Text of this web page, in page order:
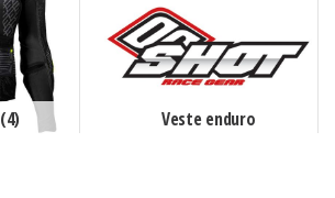
(4) Veste enduro